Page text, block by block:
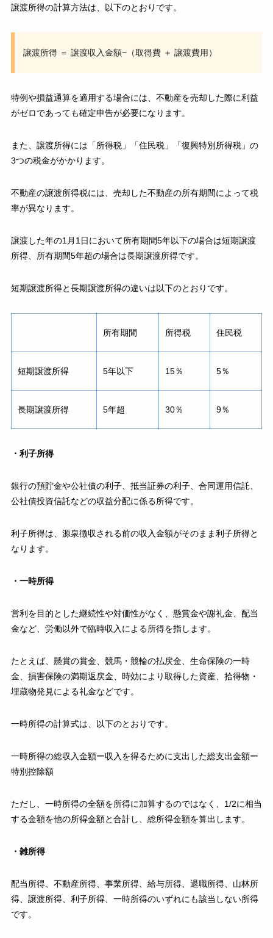
譲渡所得の計算方法は、以下のとおりです。
譲渡所得 ＝ 譲渡収入金額−（取得費 ＋ 譲渡費用）
特例や損益通算を適用する場合には、不動産を売却した際に利益
がゼロであっても確定申告が必要になります。
また、譲渡所得には「所得税」「住民税」「復興特別所得税」の
3つの税金がかかります。
不動産の譲渡所得税には、売却した不動産の所有期間によって税
率が異なります。
譲渡した年の1月1日において所有期間5年以下の場合は短期譲渡
所得、所有期間5年超の場合は長期譲渡所得です。
短期譲渡所得と長期譲渡所得の違いは以下のとおりです。
所有期間 所得税 住民税
短期譲渡所得 5年以下 15％ 5％
長期譲渡所得 5年超 30％ 9％
・利子所得
銀行の預貯金や公社債の利子、抵当証券の利子、合同運用信託、
公社債投資信託などの収益分配に係る所得です。
利子所得は、源泉徴収される前の収入金額がそのまま利子所得と
なります。
・一時所得
営利を目的とした継続性や対価性がなく、懸賞金や謝礼金、配当
金など、労働以外で臨時収入による所得を指します。
たとえば、懸賞の賞金、競馬・競輪の払戻金、生命保険の一時
金、損害保険の満期返戻金、時効により取得した資産、拾得物・
埋蔵物発見による礼金などです。
一時所得の計算式は、以下のとおりです。
一時所得の総収入金額ー収入を得るために支出した総支出金額ー
特別控除額
ただし、一時所得の全額を所得に加算するのではなく、1/2に相当
する金額を他の所得金額と合計し、総所得金額を算出します。
・雑所得
配当所得、不動産所得、事業所得、給与所得、退職所得、山林所
得、譲渡所得、利子所得、一時所得のいずれにも該当しない所得
です。